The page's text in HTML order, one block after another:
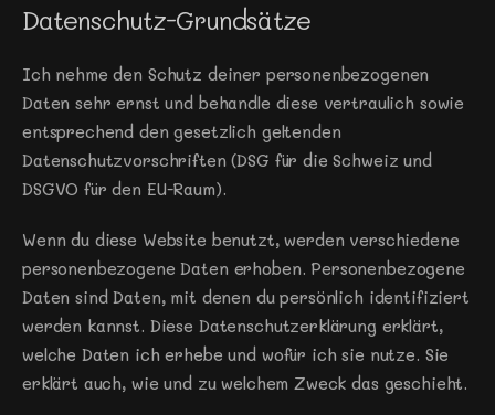
Datenschutz-Grundsätze
Ich nehme den Schutz deiner personenbezogenen
Daten sehr ernst und behandle diese vertraulich sowie
entsprechend den gesetzlich geltenden
Datenschutzvorschriften (DSG für die Schweiz und
DSGVO für den EU-Raum).
Wenn du diese Website benutzt, werden verschiedene
personenbezogene Daten erhoben. Personenbezogene
Daten sind Daten, mit denen du persönlich identifiziert
werden kannst. Diese Datenschutzerklärung erklärt,
welche Daten ich erhebe und wofür ich sie nutze. Sie
erklärt auch, wie und zu welchem Zweck das geschieht.